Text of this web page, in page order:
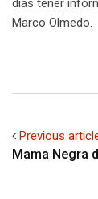
Marco Olmedo.
Previous
Mama Negra